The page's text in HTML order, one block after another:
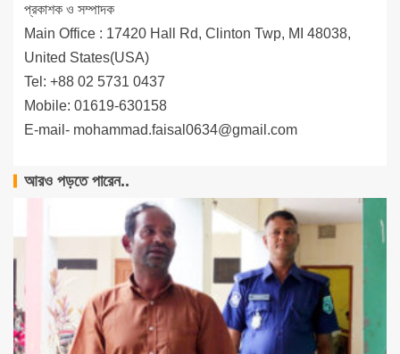
প্রকাশক ও সম্পাদক
Main Office : 17420 Hall Rd, Clinton Twp, MI 48038,
United States(USA)
Tel: +88 02 5731 0437
Mobile: 01619-630158
E-mail- mohammad.faisal0634@gmail.com
আরও পড়তে পারেন..